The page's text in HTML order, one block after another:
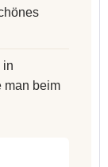
in
man beim